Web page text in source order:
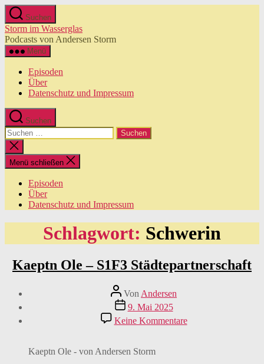
Zum
Inhalt
springen
Suchen
Storm im Wasserglas
Podcasts von Andersen Storm
Menü
Episoden
Über
Datenschutz und Impressum
Suchen
Suchen
nach:
Suche
schließen
Menü schließen
Episoden
Über
Datenschutz und Impressum
Schlagwort: Schwerin
Kaeptn Ole – S1F3 Städtepartnerschaft
Beitragsautor
Von Andersen
Veröffentlichungsdatum
9. Mai 2025
Keine Kommentarezu
Kaeptn
Kaeptn Ole - von Andersen Storm